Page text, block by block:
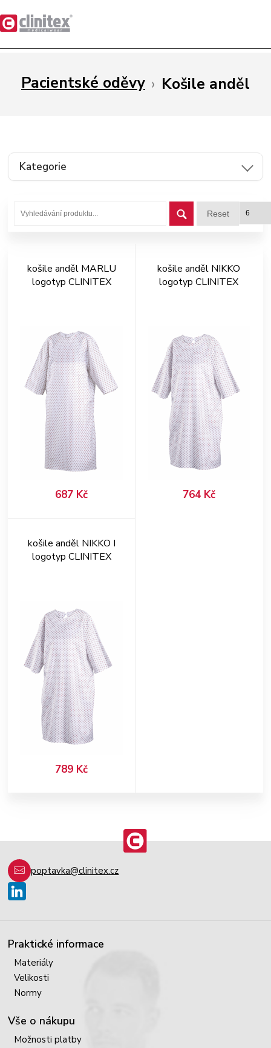
Pacientské oděvy › Košile anděl
Kategorie
Reset
košile anděl MARLU
logotyp CLINITEX
687 Kč
košile anděl NIKKO
logotyp CLINITEX
764 Kč
košile anděl NIKKO I
logotyp CLINITEX
789 Kč
poptavka@clinitex.cz
Praktické informace
Materiály
Velikosti
Normy
Vše o nákupu
Možnosti platby